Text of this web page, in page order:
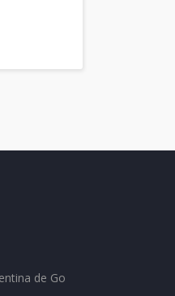
de Go